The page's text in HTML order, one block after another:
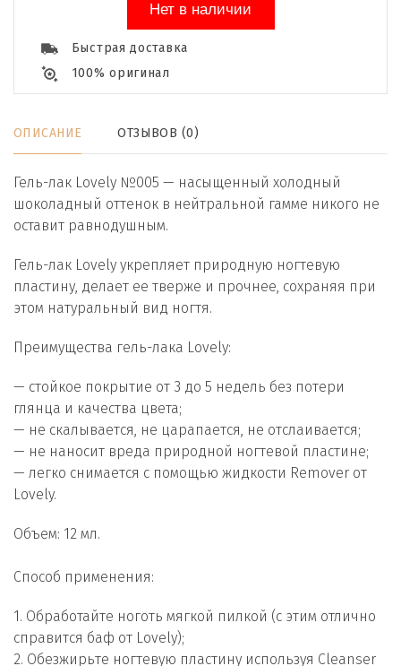
Нет в наличии
Быстрая доставка
100% оригинал
ОПИСАНИЕ ОТЗЫВОВ (0)
Гель-лак Lovely №005 — насыщенный холодный
шоколадный оттенок в нейтральной гамме никого не
оставит равнодушным.
Гель-лак Lovely укрепляет природную ногтевую
пластину, делает ее тверже и прочнее, сохраняя при
этом натуральный вид ногтя.
Преимущества гель-лака Lovely:
— стойкое покрытие от 3 до 5 недель без потери
глянца и качества цвета;
— не скалывается, не царапается, не отслаивается;
— не наносит вреда природной ногтевой пластине;
— легко снимается с помощью жидкости Remover от
Lovely.
Объем: 12 мл.
Способ применения:
1. Обработайте ноготь мягкой пилкой (с этим отлично
справится баф от Lovely);
2. Обезжирьте ногтевую пластину используя Cleanser